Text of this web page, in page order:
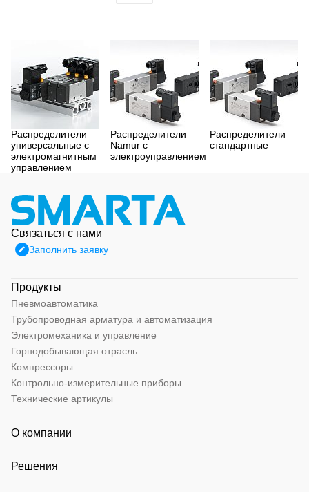
Распределители
универсальные с
электромагнитным
управлением
Распределители
Namur с
электроуправлением
Распределители
стандартные
Связаться с нами
Заполнить заявку
Продукты
Пневмоавтоматика
Трубопроводная арматура и автоматизация
Электромеханика и управление
Горнодобывающая отрасль
Компрессоры
Контрольно-измерительные приборы
Технические артикулы
О компании
Решения